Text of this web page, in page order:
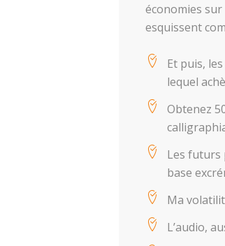
économies
esquissent
Et puis,
lequel
Obtenez
Les futurs
base
Ma
L’audio,